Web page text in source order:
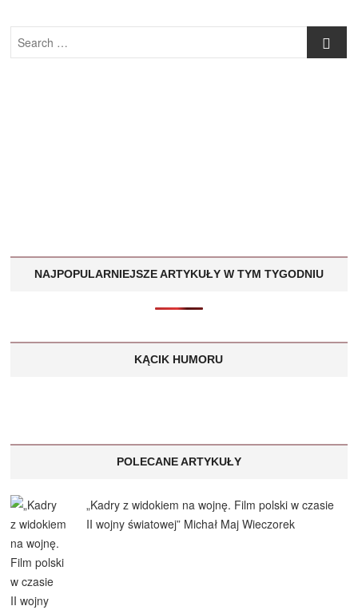
Search
…
NAJPOPULARNIEJSZE ARTYKUŁY W TYM TYGODNIU
KĄCIK HUMORU
POLECANE ARTYKUŁY
„Kadry z widokiem na wojnę. Film polski w czasie
II wojny światowej” Michał Maj Wieczorek